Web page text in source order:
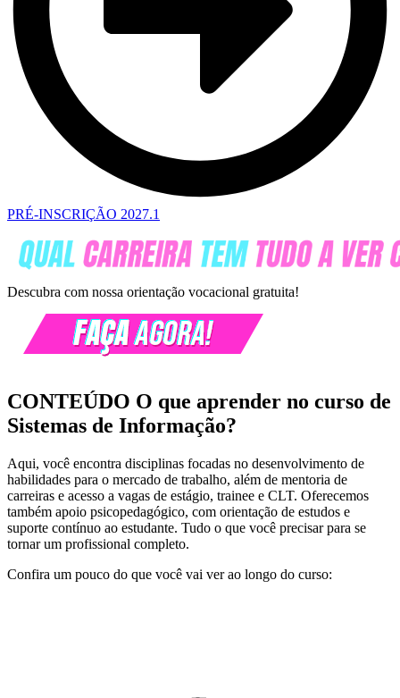
PRÉ-INSCRIÇÃO 2027.1
Descubra com nossa orientação vocacional gratuita!
CONTEÚDO O que aprender no curso de
Sistemas de Informação?
Aqui, você encontra disciplinas focadas no desenvolvimento de
habilidades para o mercado de trabalho, além de mentoria de
carreiras e acesso a vagas de estágio, trainee e CLT. Oferecemos
também apoio psicopedagógico, com orientação de estudos e
suporte contínuo ao estudante. Tudo o que você precisar para se
tornar um profissional completo.
Confira um pouco do que você vai ver ao longo do curso: